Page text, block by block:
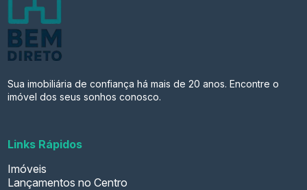
Sua imobiliária de confiança há mais de 20 anos. Encontre o
imóvel dos seus sonhos conosco.
Links Rápidos
Imóveis
Lançamentos no Centro